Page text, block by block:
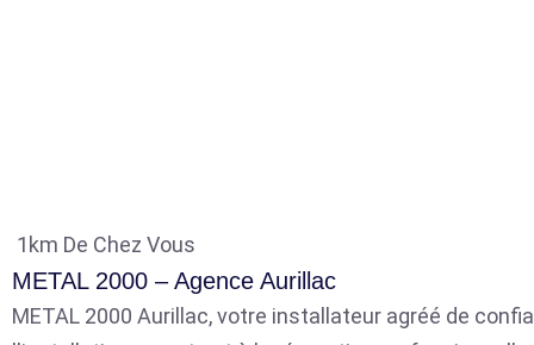
1km De Chez Vous
METAL 2000 – Agence Aurillac
METAL 2000 Aurillac, votre installateur agréé de